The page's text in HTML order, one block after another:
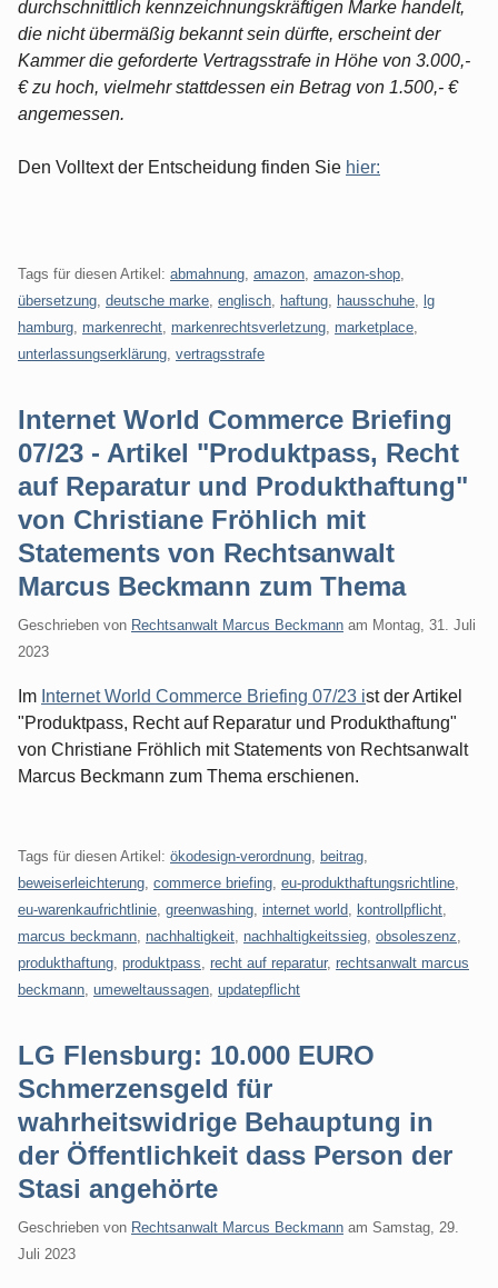
durchschnittlich kennzeichnungskräftigen Marke handelt,
die nicht übermäßig bekannt sein dürfte, erscheint der
Kammer die geforderte Vertragsstrafe in Höhe von 3.000,-
€ zu hoch, vielmehr stattdessen ein Betrag von 1.500,- €
angemessen.
Den Volltext der Entscheidung finden Sie hier:
Tags für diesen Artikel: abmahnung amazon amazon-shop
übersetzung deutsche marke englisch haftung hausschuhe
lg
hamburg markenrecht markenrechtsverletzung marketplace
unterlassungserklärung vertragsstrafe
Internet World Commerce Briefing
07/23 - Artikel "Produktpass, Recht
auf Reparatur und Produkthaftung"
von Christiane Fröhlich mit
Statements von Rechtsanwalt
Marcus Beckmann zum Thema
Geschrieben von Rechtsanwalt Marcus Beckmann am Montag, 31. Juli
2023
Im Internet World Commerce Briefing 07/23 ist der Artikel
"Produktpass, Recht auf Reparatur und Produkthaftung"
von Christiane Fröhlich mit Statements von Rechtsanwalt
Marcus Beckmann zum Thema erschienen.
Tags für diesen Artikel: ökodesign-verordnung beitrag
beweiserleichterung commerce briefing eu-produkthaftungsrichtline
eu-warenkaufrichtlinie greenwashing internet world kontrollpflicht
marcus beckmann nachhaltigkeit nachhaltigkeitssieg obsoleszenz
produkthaftung produktpass recht auf reparatur, rechtsanwalt marcus
beckmann umeweltaussagen updatepflicht
LG Flensburg: 10.000 EURO
Schmerzensgeld für
wahrheitswidrige Behauptung in
der Öffentlichkeit dass Person der
Stasi angehörte
Geschrieben von Rechtsanwalt Marcus Beckmann am Samstag, 29.
Juli 2023